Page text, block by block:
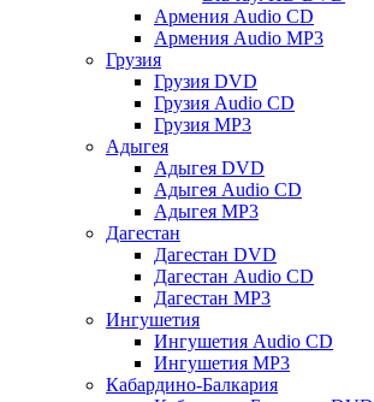
Армения Audio CD
Армения Audio MP3
Грузия
Грузия DVD
Грузия Audio CD
Грузия MP3
Адыгея
Адыгея DVD
Адыгея Audio CD
Адыгея MP3
Дагестан
Дагестан DVD
Дагестан Audio CD
Дагестан MP3
Ингушетия
Ингушетия Audio CD
Ингушетия MP3
Кабардино-Балкария